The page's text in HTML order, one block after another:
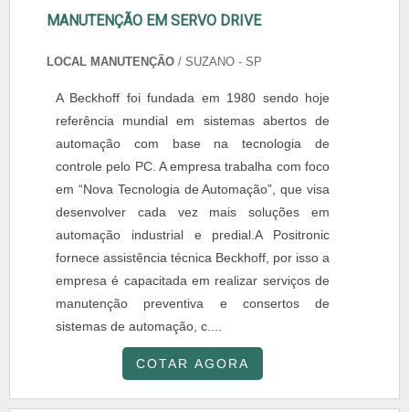
MANUTENÇÃO EM SERVO DRIVE
LOCAL MANUTENÇÃO / SUZANO - SP
A Beckhoff foi fundada em 1980 sendo hoje
referência mundial em sistemas abertos de
automação com base na tecnologia de
controle pelo PC. A empresa trabalha com foco
em “Nova Tecnologia de Automação”, que visa
desenvolver cada vez mais soluções em
automação industrial e predial.A Positronic
fornece assistência técnica Beckhoff, por isso a
empresa é capacitada em realizar serviços de
manutenção preventiva e consertos de
sistemas de automação, c....
COTAR AGORA